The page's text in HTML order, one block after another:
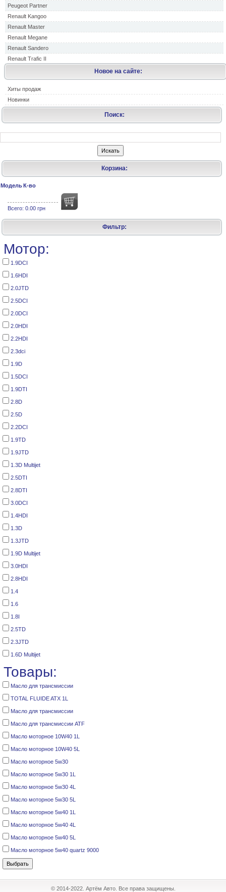
Peugeot Partner
Renault Kangoo
Renault Master
Renault Megane
Renault Sandero
Renault Trafic II
Новое на сайте:
Хиты продаж
Новинки
Поиск:
Корзина:
Модель К-во
Всего: 0.00 грн
Фильтр:
Мотор:
1.9DCI
1.6HDI
2.0JTD
2.5DCI
2.0DCI
2.0HDI
2.2HDI
2.3dci
1.9D
1.5DCI
1.9DTI
2.8D
2.5D
2.2DCI
1.9TD
1.9JTD
1.3D Multijet
2.5DTI
2.8DTI
3.0DCI
1.4HDI
1.3D
1.3JTD
1.9D Multijet
3.0HDI
2.8HDI
1.4
1.6
1.8I
2.5TD
2.3JTD
1.6D Multijet
Товары:
Масло для трансмиссии
TOTAL FLUIDE ATX 1L
Масло для трансмиссии
Масло для трансмиссии ATF
Масло моторное 10W40 1L
Масло моторное 10W40 5L
Масло моторное 5w30
Масло моторное 5w30 1L
Масло моторное 5w30 4L
Масло моторное 5w30 5L
Масло моторное 5w40 1L
Масло моторное 5w40 4L
Масло моторное 5w40 5L
Масло моторное 5w40 quartz 9000
© 2014-2022. Артём Авто. Все права защищены.